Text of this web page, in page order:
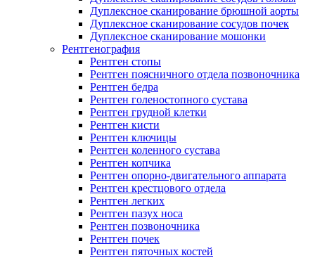
Дуплексное сканирование брюшной аорты
Дуплексное сканирование сосудов почек
Дуплексное сканирование мошонки
Рентгенография
Рентген стопы
Рентген поясничного отдела позвоночника
Рентген бедра
Рентген голеностопного сустава
Рентген грудной клетки
Рентген кисти
Рентген ключицы
Рентген коленного сустава
Рентген копчика
Рентген опорно-двигательного аппарата
Рентген крестцового отдела
Рентген легких
Рентген пазух носа
Рентген позвоночника
Рентген почек
Рентген пяточных костей